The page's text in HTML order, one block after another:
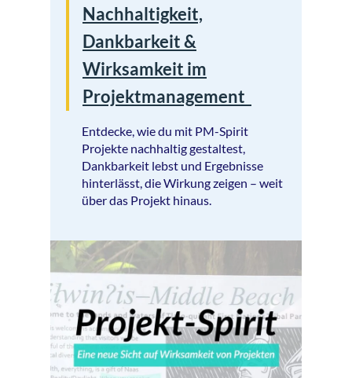
Nachhaltigkeit,
Dankbarkeit &
Wirksamkeit im
Projektmanagement
Entdecke, wie du mit PM-Spirit
Projekte nachhaltig gestaltest,
Dankbarkeit lebst und Ergebnisse
hinterlässt, die Wirkung zeigen – weit
über das Projekt hinaus.